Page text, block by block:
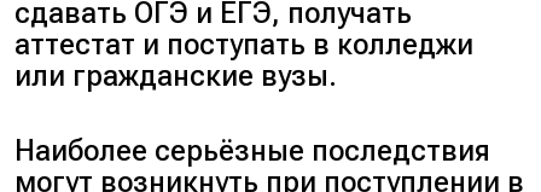
сдавать ОГЭ и ЕГЭ, получать
аттестат и поступать в колледжи
или гражданские вузы.
Наиболее серьёзные последствия
могут возникнуть при поступлении в